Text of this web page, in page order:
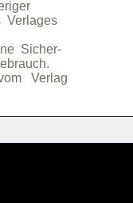
Verlages
Sicher-
Verlag